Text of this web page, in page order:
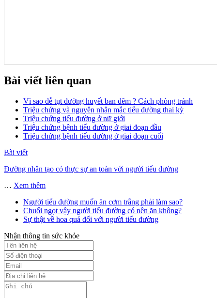
Bài viết liên quan
Vì sao dễ tụt đường huyết ban đêm ? Cách phòng tránh
Triệu chứng và nguyên nhân mắc tiểu đường thai kỳ
Triệu chứng tiểu đường ở nữ giới
Triệu chứng bệnh tiểu đường ở giai đoạn đầu
Triệu chứng bệnh tiểu đường ở giai đoạn cuối
Bài viết
Đường nhân tạo có thực sự an toàn với người tiểu đường
… Xem thêm
Người tiểu đường muốn ăn cơm trắng phải làm sao?
Chuối ngọt vậy người tiểu đường có nên ăn không?
Sự thật về hoa quả đối với người tiểu đường
Nhận thông tin sức khỏe